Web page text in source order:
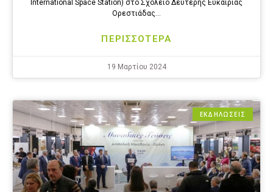
International Space Station) στο Σχολείο Δεύτερης Ευκαιρίας
Ορεστιάδας…
ΠΕΡΙΣΣΟΤΕΡΑ
19 Μαρτίου 2024
ΕΚΔΗΛΩΣΕΙΣ